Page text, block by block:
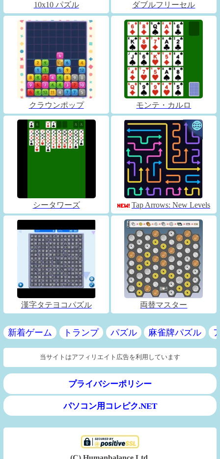
10x10 パズル ダブルフリーセル
クラウンポップ モンテ・カルロ
シータワーズ Tap Arrows: New Levels
漢字タテヨコパズル 両替マスター
新着ゲーム トランプ パズル 麻雀牌パズル
当サイトはアフィリエイト広告を利用しています
プライバシーポリシー
パソコン用コレピク.NET